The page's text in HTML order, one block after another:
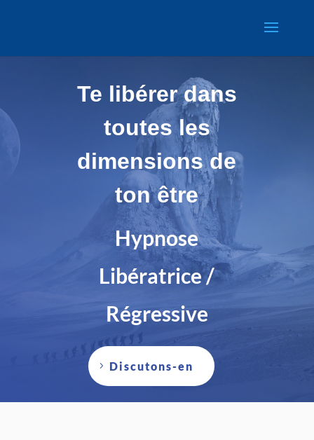
Te libérer dans
toutes les
dimensions de
ton être
Hypnose
Libératrice /
Régressive
Discutons-en